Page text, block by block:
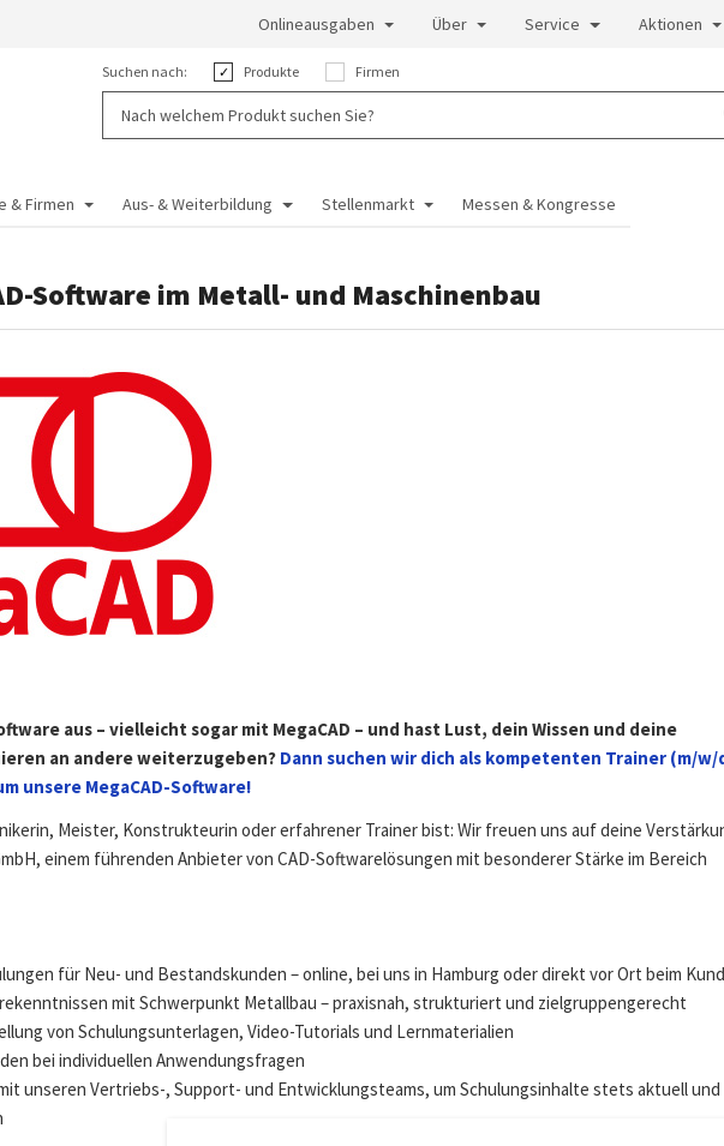
Onlineausgaben Über Service Aktionen
Suchen nach: Produkte Firmen
& Firmen Aus- & Weiterbildung Stellenmarkt Messen & Kongresse
Software im Metall- und Maschinenbau
aus – vielleicht sogar mit MegaCAD – und hast Lust, dein Wissen und deine
an andere weiterzugeben? Dann suchen wir dich als kompetenten Trainer (m/
unsere MegaCAD-Software!
Meister, Konstrukteurin oder erfahrener Trainer bist: Wir freuen uns auf deine
einem führenden Anbieter von CAD-Softwarelösungen mit besonderer Stärke im Bereich
für Neu- und Bestandskunden – online, bei uns in Hamburg oder direkt vor Ort beim
mit Schwerpunkt Metallbau – praxisnah, strukturiert und zielgruppengerecht
von Schulungsunterlagen, Video-Tutorials und Lernmaterialien
bei individuellen Anwendungsfragen
unseren Vertriebs-, Support- und Entwicklungsteams, um Schulungsinhalte stets aktuell und